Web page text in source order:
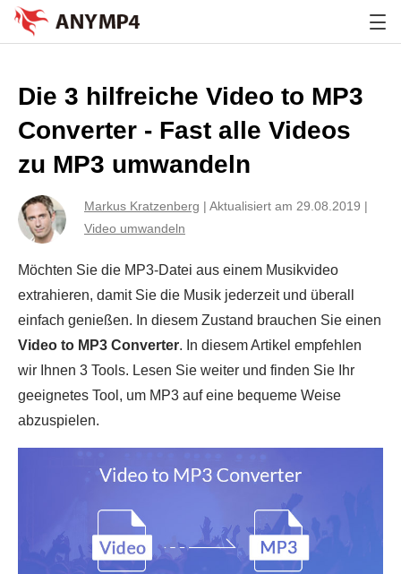
Die 3 hilfreiche Video to MP3
Converter - Fast alle Videos
zu MP3 umwandeln
Markus Kratzenberg | Aktualisiert am 29.08.2019 |
Video umwandeln
Möchten Sie die MP3-Datei aus einem Musikvideo
extrahieren, damit Sie die Musik jederzeit und überall
einfach genießen. In diesem Zustand brauchen Sie einen
Video to MP3 Converter. In diesem Artikel empfehlen
wir Ihnen 3 Tools. Lesen Sie weiter und finden Sie Ihr
geeignetes Tool, um MP3 auf eine bequeme Weise
abzuspielen.